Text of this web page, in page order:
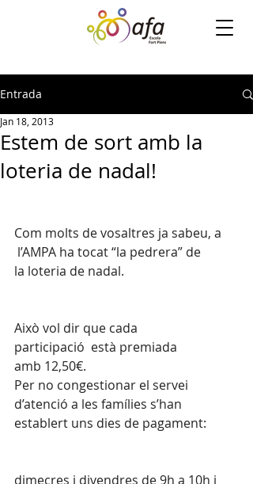
Entrada
Estem de sort amb la
loteria de nadal!
Jan 18, 2013
Com molts de vosaltres ja sabeu, a
l’AMPA ha tocat “la pedrera” de
la loteria de nadal.
Això vol dir que cada
participació  està premiada
amb 12,50€.
Per no congestionar el servei
d’atenció a les famílies s’han
establert uns dies de pagament:
dimecres i divendres de 9h a 10h i